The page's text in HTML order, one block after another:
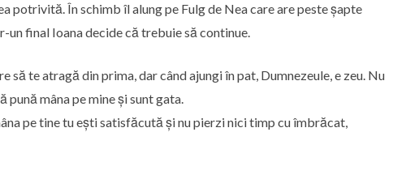
potrivită. În schimb îl alung pe Fulg de Nea care are peste șapte
final Ioana decide că trebuie să continue.
să te atragă din prima, dar când ajungi în pat, Dumnezeule, e zeu. Nu
mâna pe mine și sunt gata.
pe tine tu ești satisfăcută și nu pierzi nici timp cu îmbrăcat,